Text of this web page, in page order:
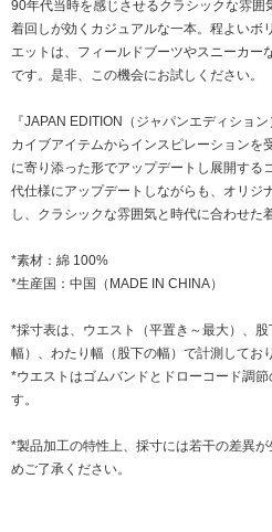
90年代当時を感じさせるクラシックな雰
着回しが効くカジュアルな一本。程よいボ
エットは、フィールドブーツやスニーカー
です。是非、この機会にお試しください。
『JAPAN EDITION（ジャパンエディショ
カイブアイテムからインスピレーションを
に寄り添った形でアップデートし展開する
代仕様にアップデートしながらも、オリジ
し、クラシックな雰囲気と時代に合わせた
*素材：綿 100%
*生産国：中国（MADE IN CHINA）
*採寸表は、ウエスト（平置き～最大）、
幅）、わたり幅（股下の幅）で計測してお
*ウエストはゴムバンドとドローコード調
す。
*製品加工の特性上、採寸には若干の差異
めご了承ください。